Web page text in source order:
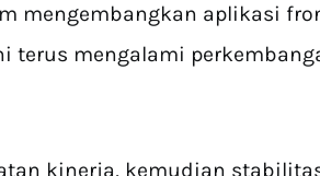
mengembangkan aplikasi
terus mengalami
kinerja, kemudian